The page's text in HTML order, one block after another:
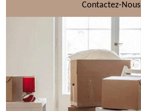
Contactez-Nous